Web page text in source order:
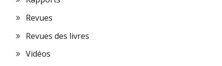
Revues
Revues des livres
Vidéos